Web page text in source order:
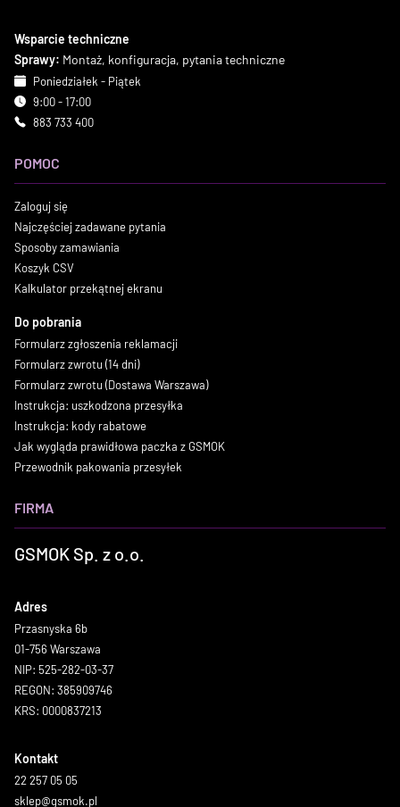
Wsparcie techniczne
Sprawy: Montaż, konfiguracja, pytania techniczne
Poniedziałek - Piątek
9:00 - 17:00
883 733 400
POMOC
Zaloguj się
Najczęściej zadawane pytania
Sposoby zamawiania
Koszyk CSV
Kalkulator przekątnej ekranu
Do pobrania
Formularz zgłoszenia reklamacji
Formularz zwrotu (14 dni)
Formularz zwrotu (Dostawa Warszawa)
Instrukcja: uszkodzona przesyłka
Instrukcja: kody rabatowe
Jak wygląda prawidłowa paczka z GSMOK
Przewodnik pakowania przesyłek
FIRMA
GSMOK Sp. z o.o.
Adres
Przasnyska 6b
01-756 Warszawa
NIP: 525-282-03-37
REGON: 385909746
KRS: 0000837213
Kontakt
22 257 05 05
sklep@gsmok.pl